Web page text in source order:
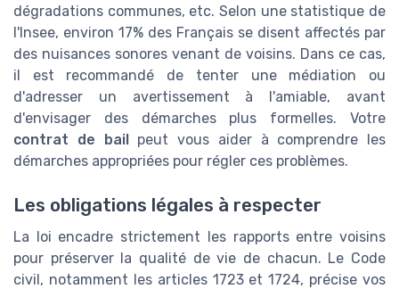
dégradations communes, etc. Selon une statistique de
l'Insee, environ 17% des Français se disent affectés par
des nuisances sonores venant de voisins. Dans ce cas,
il est recommandé de tenter une médiation ou
d'adresser un avertissement à l'amiable, avant
d'envisager des démarches plus formelles. Votre
contrat de bail
peut vous aider à comprendre les
démarches appropriées pour régler ces problèmes.
Les obligations légales à respecter
La loi encadre strictement les rapports entre voisins
pour préserver la qualité de vie de chacun. Le Code
civil, notamment les articles 1723 et 1724, précise vos